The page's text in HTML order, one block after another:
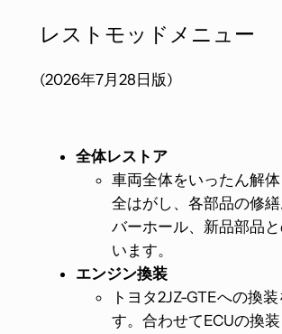
レストモッドメニュー
(2026年7月28日版)
全体レストア
車両全体をいったん解
全はがし、各部品の修
バーホール、新品部品
います。
エンジン換装
トヨタ2JZ-GTEへの換
す。合わせてECUの換